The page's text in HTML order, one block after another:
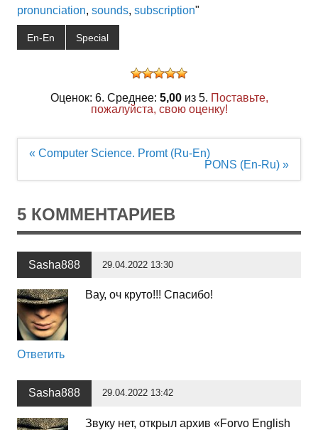
pronunciation, sounds, subscription"
En-En Special
Оценок: 6. Среднее: 5,00из 5. Поставьте,
пожалуйста, свою оценку!
Навигация
« Computer Science. Promt (Ru-En)
PONS (En-Ru) »
5 КОММЕНТАРИЕВ
Sasha888 29.04.2022 13:30
Вау, оч круто!!! Спасибо!
Ответить
Sasha888 29.04.2022 13:42
Звуку нет, открыл архив «Forvo English